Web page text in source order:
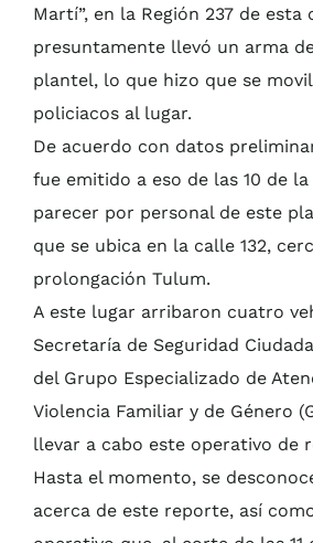
Martí”, en la Región 237 de esta
presuntamente llevó un arma
plantel, lo que hizo que se
policiacos al lugar.
De acuerdo con datos
fue emitido a eso de las 10 de la
parecer por personal de este
que se ubica en la calle 132,
prolongación Tulum.
A este lugar arribaron cuatro
Secretaría de Seguridad
del Grupo Especializado de
Violencia Familiar y de Género
llevar a cabo este operativo de
Hasta el momento, se
acerca de este reporte, así